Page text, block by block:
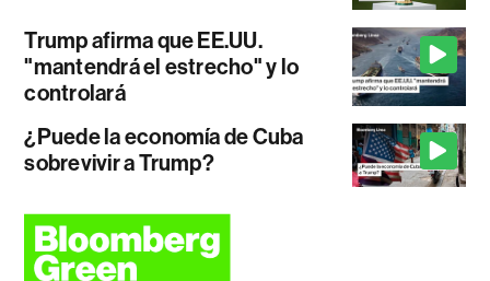
Trump afirma que EE.UU.
"mantendrá el estrecho" y lo
controlará
¿Puede la economía de Cuba
sobrevivir a Trump?